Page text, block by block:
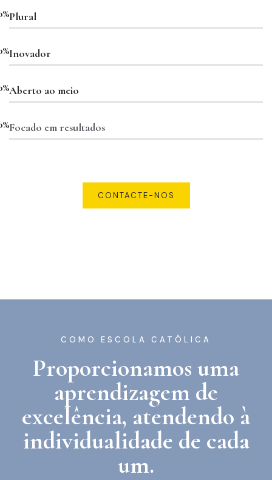
Plural
Inovador
Aberto ao meio
Focado em resultados
CONTACTE-NOS
COMO ESCOLA CATÓLICA
Proporcionamos uma
aprendizagem de
excelência, atendendo à
individualidade de cada
um.